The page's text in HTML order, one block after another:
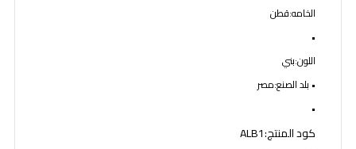
الخامه:قطن
•
اللون:بني
• بلد الصنع:مصر
•
كود المنتج:ALB1